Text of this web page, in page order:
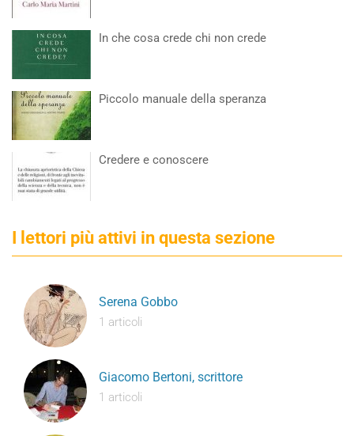
In che cosa crede chi non crede
Piccolo manuale della speranza
Credere e conoscere
I lettori più attivi in questa sezione
Serena Gobbo
1 articoli
Giacomo Bertoni, scrittore
1 articoli